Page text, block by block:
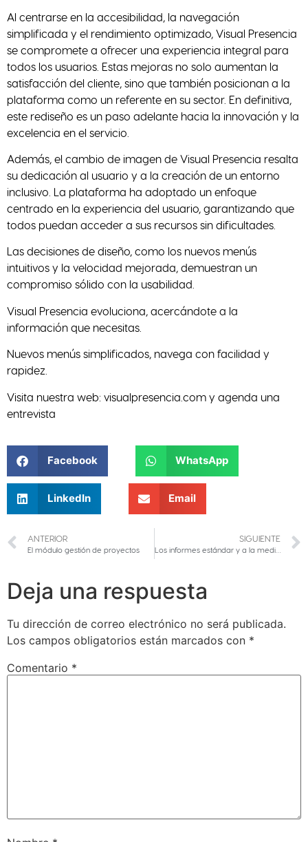
Al centrarse en la accesibilidad, la navegación
simplificada y el rendimiento optimizado, Visual Presencia
se compromete a ofrecer una experiencia integral para
todos los usuarios. Estas mejoras no solo aumentan la
satisfacción del cliente, sino que también posicionan a la
plataforma como un referente en su sector. En definitiva,
este rediseño es un paso adelante hacia la innovación y la
excelencia en el servicio.
Además, el cambio de imagen de Visual Presencia resalta
su dedicación al usuario y a la creación de un entorno
inclusivo. La plataforma ha adoptado un enfoque
centrado en la experiencia del usuario, garantizando que
todos puedan acceder a sus recursos sin dificultades.
Las decisiones de diseño, como los nuevos menús
intuitivos y la velocidad mejorada, demuestran un
compromiso sólido con la usabilidad.
Visual Presencia evoluciona, acercándote a la
información que necesitas.
Nuevos menús simplificados, navega con facilidad y
rapidez.
Visita nuestra web: visualpresencia.com y agenda una
entrevista
Facebook WhatsApp
LinkedIn Email
ANTERIOR
El módulo gestión de proyectos
SIGUIENTE
Los informes estándar y a la medida
Deja una respuesta
Tu dirección de correo electrónico no será publicada.
Los campos obligatorios están marcados con *
Comentario *